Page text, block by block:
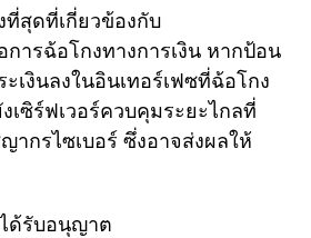
สุดที่เกี่ยวข้องกับ
การฉ้อโกงทางการเงิน หากป้อน
เงินลงในอินเทอร์เฟซที่ฉ้อโกง
เซิร์ฟเวอร์ควบคุมระยะไกลที่
ากรไซเบอร์ ซึ่งอาจส่งผลให้
ด้รับอนุญาต